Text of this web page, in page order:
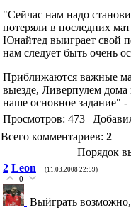
"Сейчас нам надо
потеряли в последних
Юнайтед выиграет свой
нам следует быть очень
Приближаются важные
выезде, Ливерпулем
наше основное задание"
Просмотров: 473 |
Всего комментариев: 2
Порядок
2 Leon (11.03.2008 22:59)
0
Выйграть